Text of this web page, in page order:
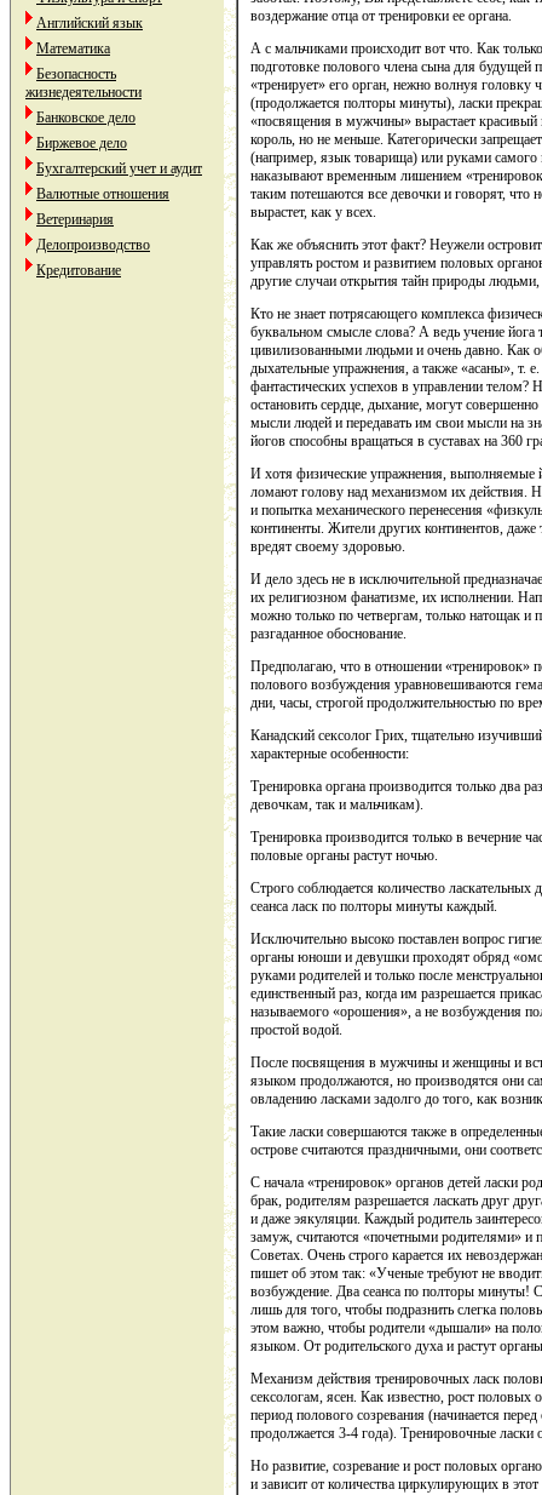
Английский язык
Математика
Безопасность
жизнедеятельности
Банковское дело
Биржевое дело
Бухгалтерский учет и аудит
Валютные отношения
Ветеринария
Делопроизводство
Кредитование
воздержание отца от тренировки ее органа.
А с мальчиками происходит вот что. Как
подготовке полового члена сына для будущей
«тренирует» его орган, нежно волнуя головку
(продолжается полторы минуты), ласки
«посвящения в мужчины» вырастает
король, но не меньше. Категорически
(например, язык товарища) или руками
наказывают временным лишением
таким потешаются все девочки и говорят, что
вырастет, как у всех.
Как же объяснить этот факт? Неужели
управлять ростом и развитием половых
другие случаи открытия тайн природы
Кто не знает потрясающего комплекса
буквальном смысле слова? А ведь учение
цивилизованными людьми и очень давно. Как
дыхательные упражнения, а также «асаны», т.
фантастических успехов в управлении
остановить сердце, дыхание, могут
мысли людей и передавать им свои мысли на
йогов способны вращаться в суставах на 360
И хотя физические упражнения, выполняемые
ломают голову над механизмом их действия.
и попытка механического перенесения
континенты. Жители других континентов,
вредят своему здоровью.
И дело здесь не в исключительной
их религиозном фанатизме, их исполнении.
можно только по четвергам, только натощак и
разгаданное обоснование.
Предполагаю, что в отношении «тренировок»
полового возбуждения уравновешиваются
дни, часы, строгой продолжительностью по
Канадский сексолог Грих, тщательно
характерные особенности:
Тренировка органа производится только два
девочкам, так и мальчикам).
Тренировка производится только в вечерние
половые органы растут ночью.
Строго соблюдается количество
сеанса ласк по полторы минуты каждый.
Исключительно высоко поставлен вопрос
органы юноши и девушки проходят обряд
руками родителей и только после
единственный раз, когда им разрешается
называемого «орошения», а не возбуждения
простой водой.
После посвящения в мужчины и женщины и
языком продолжаются, но производятся они
овладению ласками задолго до того, как
Такие ласки совершаются также в
острове считаются праздничными, они
С начала «тренировок» органов детей ласки
брак, родителям разрешается ласкать друг
и даже эякуляции. Каждый родитель
замуж, считаются «почетными родителями» и
Советах. Очень строго карается их
пишет об этом так: «Ученые требуют не
возбуждение. Два сеанса по полторы
лишь для того, чтобы подразнить слегка
этом важно, чтобы родители «дышали» на
языком. От родительского духа и растут
Механизм действия тренировочных ласк
сексологам, ясен. Как известно, рост половых
период полового созревания (начинается
продолжается 3-4 года). Тренировочные ласки
Но развитие, созревание и рост половых
и зависит от количества циркулирующих в